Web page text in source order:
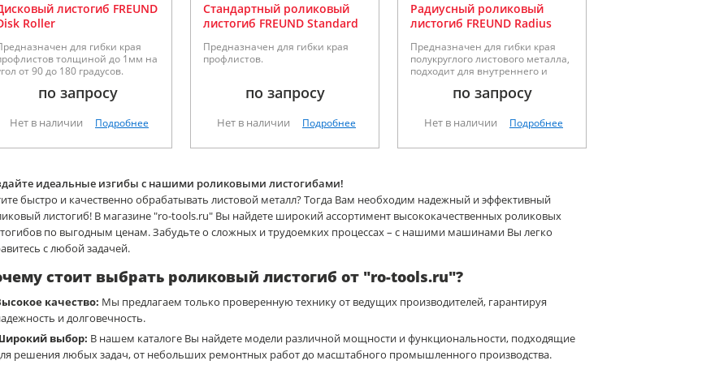
листогиб FREUND
Roller
для гибки края
толщиной до 1мм на
от 90 до 180 градусов.
по запросу
Нет в наличии Подробнее
Стандартный роликовый
листогиб FREUND Standard
Предназначен для гибки края
профлистов.
по запросу
Нет в наличии Подробнее
Радиусный роликовый
листогиб FREUND Radius
Предназначен для гибки края
полукруглого листового металла,
подходит для внутреннего и
оптимальной передачи усилия /
непрерывно регулируется, шкала
по запросу
Нет в наличии Подробнее
идеальные изгибы с нашими роликовыми листогибами!
быстро и качественно обрабатывать листовой металл? Тогда Вам необходим надежный и эффективный
листогиб! В магазине "ro-tools.ru" Вы найдете широкий ассортимент высококачественных роликовых
по выгодным ценам. Забудьте о сложных и трудоемких процессах – с нашими машинами Вы легко
с любой задачей.
стоит выбрать роликовый листогиб от "ro-tools.ru"?
качество: Мы предлагаем только проверенную технику от ведущих производителей, гарантируя
и долговечность.
выбор: В нашем каталоге Вы найдете модели различной мощности и функциональности, подходящие
решения любых задач, от небольших ремонтных работ до масштабного промышленного производства.